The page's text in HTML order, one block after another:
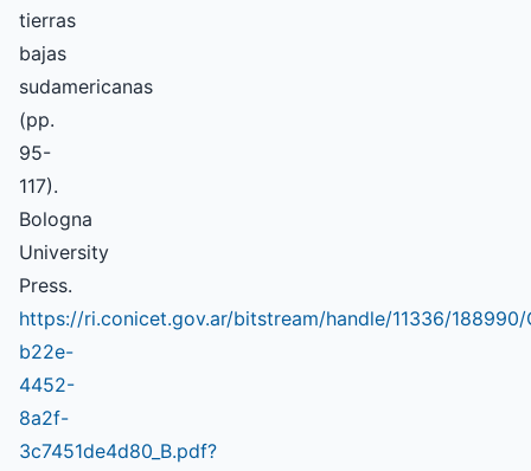
tierras
bajas
sudamericanas
(pp.
95-
117).
Bologna
University
Press.
https://ri.conicet.gov.ar/bitstream/handle/11336/188990/
b22e-
4452-
8a2f-
3c7451de4d80_B.pdf?